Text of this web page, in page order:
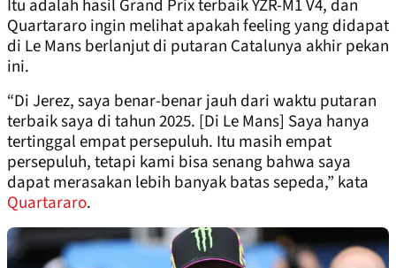
Itu adalah hasil Grand Prix terbaik YZR-M1 V4, dan
Quartararo ingin melihat apakah feeling yang didapat
di Le Mans berlanjut di putaran Catalunya akhir pekan
ini.
“Di Jerez, saya benar-benar jauh dari waktu putaran
terbaik saya di tahun 2025. [Di Le Mans] Saya hanya
tertinggal empat persepuluh. Itu masih empat
persepuluh, tetapi kami bisa senang bahwa saya
dapat merasakan lebih banyak batas sepeda,” kata
Quartararo.